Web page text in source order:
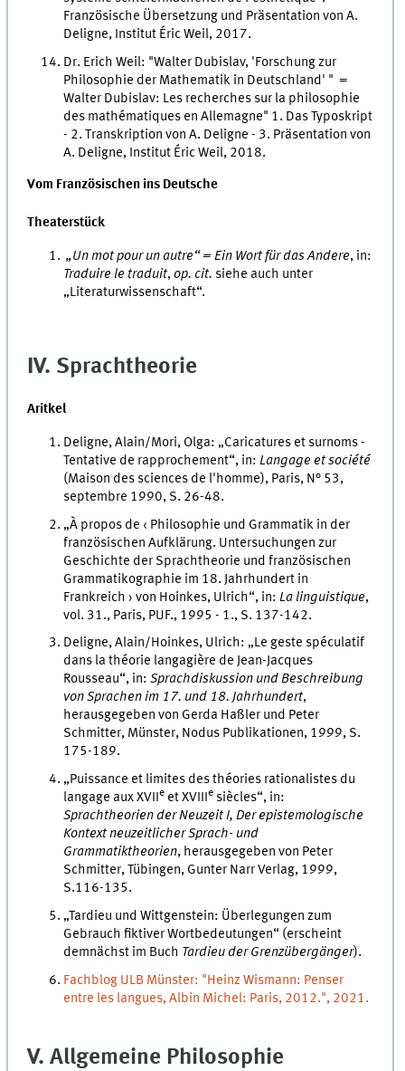
Französische Übersetzung und Präsentation von A.
Deligne, Institut Éric Weil, 2017.
Dr. Erich Weil: "Walter Dubislav, 'Forschung zur
Philosophie der Mathematik in Deutschland' " =
Walter Dubislav: Les recherches sur la philosophie
des mathématiques en Allemagne" 1. Das Typoskript
- 2. Transkription von A. Deligne - 3. Präsentation von
A. Deligne, Institut Éric Weil, 2018.
Vom Französischen ins Deutsche
Theaterstück
„Un mot pour un autre“= Ein Wort für das Andere, in:
Traduire le traduit,op. cit. siehe auch unter
„Literaturwissenschaft“.
IV. Sprachtheorie
Aritkel
Deligne, Alain/Mori, Olga: „Caricatures et surnoms -
Tentative de rapprochement“, in:Langage et société
(Maison des sciences de l'homme), Paris, N° 53,
septembre 1990, S. 26-48.
„À propos de ‹ Philosophie und Grammatik in der
französischen Aufklärung. Untersuchungen zur
Geschichte der Sprachtheorie und französischen
Grammatikographie im 18. Jahrhundert in
Frankreich › von Hoinkes, Ulrich“, in:La linguistique,
vol. 31., Paris, PUF., 1995 - 1., S. 137-142.
Deligne, Alain/Hoinkes, Ulrich: „Le geste spéculatif
dans la théorie langagière de Jean-Jacques
Rousseau“, in:Sprachdiskussion und Beschreibung
von Sprachen im 17. und 18. Jahrhundert,
herausgegeben von Gerda Haßler und Peter
Schmitter, Münster, Nodus Publikationen, 1999, S.
175-189.
„Puissance et limites des théories rationalistes du
langage aux XVIIe et XVIIIe siècles“, in:
Sprachtheorien der Neuzeit I, Der epistemologische
Kontext neuzeitlicher Sprach- und
Grammatiktheorien, herausgegeben von Peter
Schmitter, Tübingen, Gunter Narr Verlag, 1999,
S.116-135.
„Tardieu und Wittgenstein: Überlegungen zum
Gebrauch fiktiver Wortbedeutungen“ (erscheint
demnächst im Buch Tardieu der Grenzübergänger).
Fachblog ULB Münster: "Heinz Wismann: Penser
entre les langues, Albin Michel: Paris, 2012.", 2021.
V. Allgemeine Philosophie